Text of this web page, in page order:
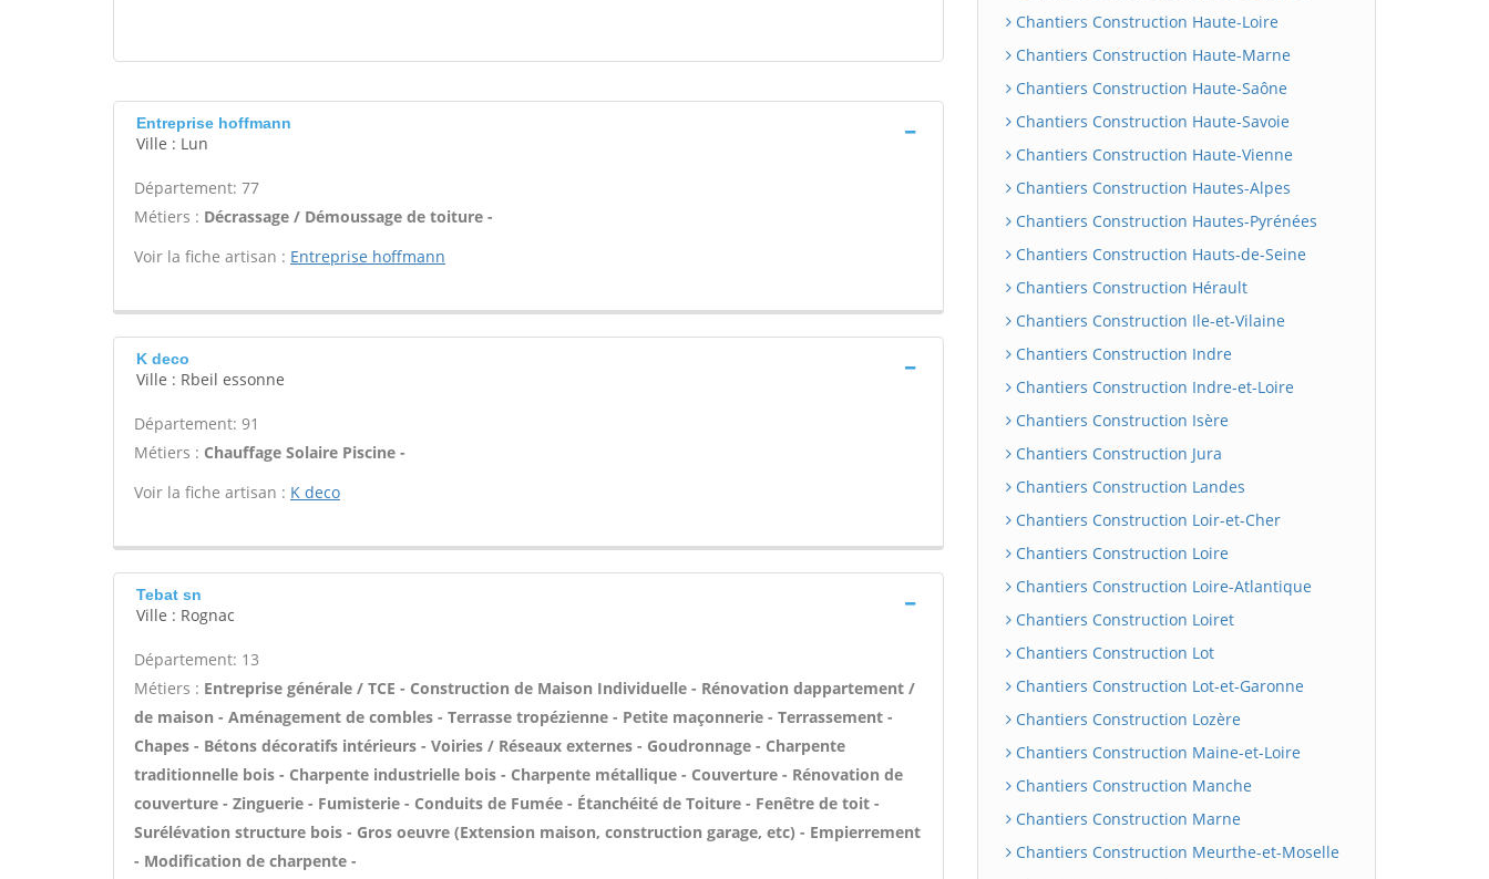
Entreprise hoffmann
Ville : Lun
Département: 77
Métiers : Décrassage / Démoussage de toiture -
Voir la fiche artisan : Entreprise hoffmann
K deco
Ville : Rbeil essonne
Département: 91
Métiers : Chauffage Solaire Piscine -
Voir la fiche artisan : K deco
Tebat sn
Ville : Rognac
Département: 13
Métiers : Entreprise générale / TCE - Construction de Maison Individuelle - Rénovation dappartement /
de maison - Aménagement de combles - Terrasse tropézienne - Petite maçonnerie - Terrassement -
Chapes - Bétons décoratifs intérieurs - Voiries / Réseaux externes - Goudronnage - Charpente
traditionnelle bois - Charpente industrielle bois - Charpente métallique - Couverture - Rénovation de
couverture - Zinguerie - Fumisterie - Conduits de Fumée - Étanchéité de Toiture - Fenêtre de toit -
Surélévation structure bois - Gros oeuvre (Extension maison, construction garage, etc) - Empierrement
- Modification de charpente -
Chantiers Construction Haute-Loire
Chantiers Construction Haute-Marne
Chantiers Construction Haute-Saône
Chantiers Construction Haute-Savoie
Chantiers Construction Haute-Vienne
Chantiers Construction Hautes-Alpes
Chantiers Construction Hautes-Pyrénées
Chantiers Construction Hauts-de-Seine
Chantiers Construction Hérault
Chantiers Construction Ile-et-Vilaine
Chantiers Construction Indre
Chantiers Construction Indre-et-Loire
Chantiers Construction Isère
Chantiers Construction Jura
Chantiers Construction Landes
Chantiers Construction Loir-et-Cher
Chantiers Construction Loire
Chantiers Construction Loire-Atlantique
Chantiers Construction Loiret
Chantiers Construction Lot
Chantiers Construction Lot-et-Garonne
Chantiers Construction Lozère
Chantiers Construction Maine-et-Loire
Chantiers Construction Manche
Chantiers Construction Marne
Chantiers Construction Meurthe-et-Moselle